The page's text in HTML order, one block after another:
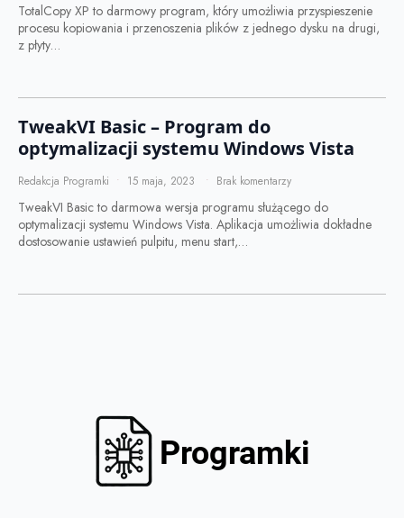
TotalCopy XP to darmowy program, który umożliwia przyspieszenie
procesu kopiowania i przenoszenia plików z jednego dysku na drugi,
z płyty…
TweakVI Basic – Program do
optymalizacji systemu Windows Vista
Redakcja Programki 15 maja, 2023 Brak komentarzy
TweakVI Basic to darmowa wersja programu służącego do
optymalizacji systemu Windows Vista. Aplikacja umożliwia dokładne
dostosowanie ustawień pulpitu, menu start,…